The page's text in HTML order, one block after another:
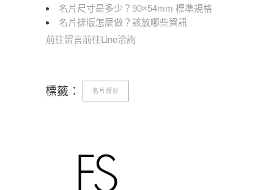
名片尺寸是多少？90×54mm 標準規格
名片排版怎麼做？該放哪些資訊
前往留言前往Line洽詢
標籤： 名片設計